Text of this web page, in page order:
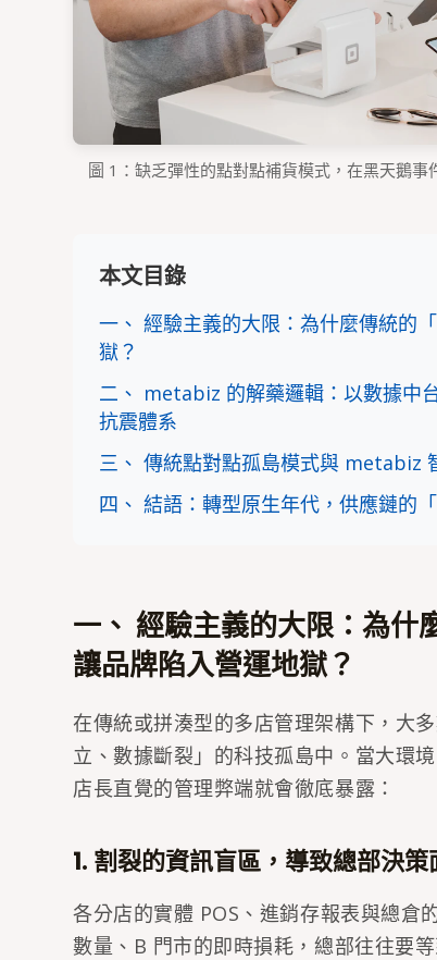
圖 1：缺乏彈性的點對點補貨模式，在黑天鵝
本文目錄
一、 經驗主義的大限：為什麼傳統的
獄？
二、 metabiz 的解藥邏輯：以數據中
抗震體系
三、 傳統點對點孤島模式與 metabiz
四、 結語：轉型原生年代，供應鏈的
一、 經驗主義的大限：為什
讓品牌陷入營運地獄？
在傳統或拼湊型的多店管理架構下，大
立、數據斷裂」的科技孤島中。當大環
店長直覺的管理弊端就會徹底暴露：
1. 割裂的資訊盲區，導致總部決
各分店的實體 POS、進銷存報表與總倉
數量、B 門市的即時損耗，總部往往要